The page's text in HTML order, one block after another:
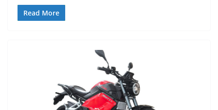
Read More